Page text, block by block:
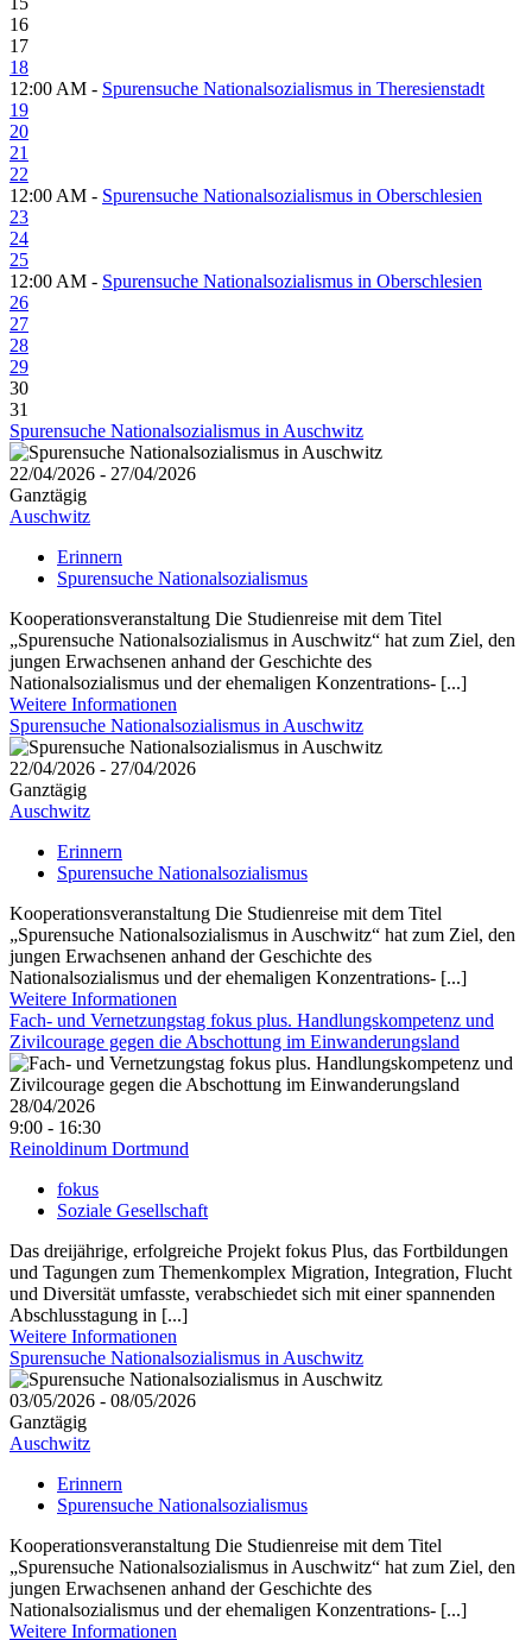
16
17
18
12:00 AM - Spurensuche Nationalsozialismus in Theresienstadt
19
20
21
22
12:00 AM - Spurensuche Nationalsozialismus in Oberschlesien
23
24
25
12:00 AM - Spurensuche Nationalsozialismus in Oberschlesien
26
27
28
29
30
31
Spurensuche Nationalsozialismus in Auschwitz
22/04/2026 - 27/04/2026
Ganztägig
Auschwitz
Erinnern
Spurensuche Nationalsozialismus
Kooperationsveranstaltung Die Studienreise mit dem Titel
„Spurensuche Nationalsozialismus in Auschwitz“ hat zum Ziel, den
jungen Erwachsenen anhand der Geschichte des
Nationalsozialismus und der ehemaligen Konzentrations- [...]
Weitere Informationen
Spurensuche Nationalsozialismus in Auschwitz
22/04/2026 - 27/04/2026
Ganztägig
Auschwitz
Erinnern
Spurensuche Nationalsozialismus
Kooperationsveranstaltung Die Studienreise mit dem Titel
„Spurensuche Nationalsozialismus in Auschwitz“ hat zum Ziel, den
jungen Erwachsenen anhand der Geschichte des
Nationalsozialismus und der ehemaligen Konzentrations- [...]
Weitere Informationen
Fach- und Vernetzungstag fokus plus. Handlungskompetenz und
Zivilcourage gegen die Abschottung im Einwanderungsland
28/04/2026
9:00 - 16:30
Reinoldinum Dortmund
fokus
Soziale Gesellschaft
Das dreijährige, erfolgreiche Projekt fokus Plus, das Fortbildungen
und Tagungen zum Themenkomplex Migration, Integration, Flucht
und Diversität umfasste, verabschiedet sich mit einer spannenden
Abschlusstagung in [...]
Weitere Informationen
Spurensuche Nationalsozialismus in Auschwitz
03/05/2026 - 08/05/2026
Ganztägig
Auschwitz
Erinnern
Spurensuche Nationalsozialismus
Kooperationsveranstaltung Die Studienreise mit dem Titel
„Spurensuche Nationalsozialismus in Auschwitz“ hat zum Ziel, den
jungen Erwachsenen anhand der Geschichte des
Nationalsozialismus und der ehemaligen Konzentrations- [...]
Weitere Informationen